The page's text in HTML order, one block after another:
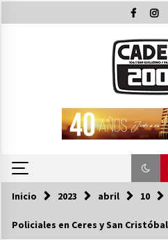
al
ÚLTIMAS
Inicio 2023 abril 10
Policiales en Ceres y San Cristóbal